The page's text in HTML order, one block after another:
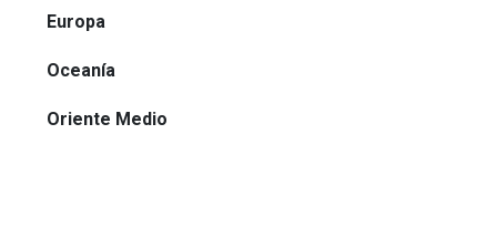
Europa
Oceanía
Oriente Medio